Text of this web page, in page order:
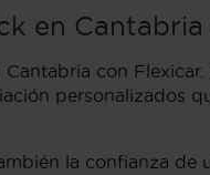
en
con
personalizados
la confianza